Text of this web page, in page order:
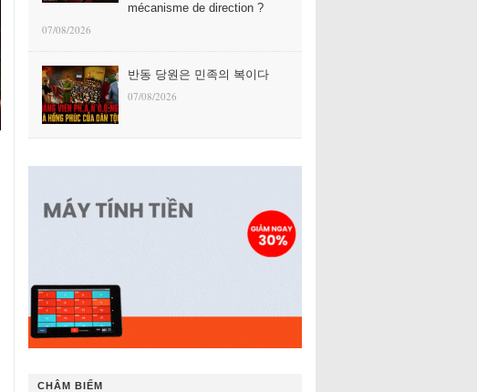
mécanisme de direction ?
07/08/2026
반동 당원은 민족의 복이다
07/08/2026
CHÂM BIẾM